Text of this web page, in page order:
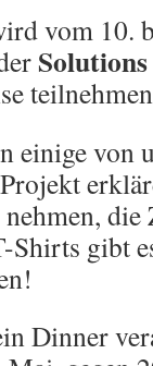
vom 10.
teilnehmen
einige von
gibt
Dinner